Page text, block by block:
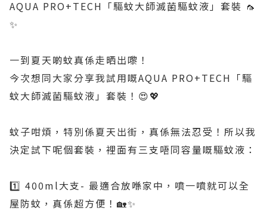
AQUA PRO+TECH「驅蚊大師滅菌驅蚊液」套裝 🦟
✨
一到夏天啲蚊真係走晒出嚟！
今次想同大家分享我試用嘅AQUA PRO+TECH「驅
蚊大師滅菌驅蚊液」套裝！😍💖
蚊子咁煩，特別係夏天出街，真係無法忍受！所以我
決定試下呢個套裝，裡面有三支唔同容量嘅驅蚊液：
1️⃣ 400ml大支- 最適合放喺家中，噴一噴就可以全
屋防蚊，真係超方便！🏡✨